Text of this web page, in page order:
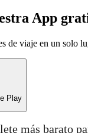
App
de viaje en un solo
Play
más barato